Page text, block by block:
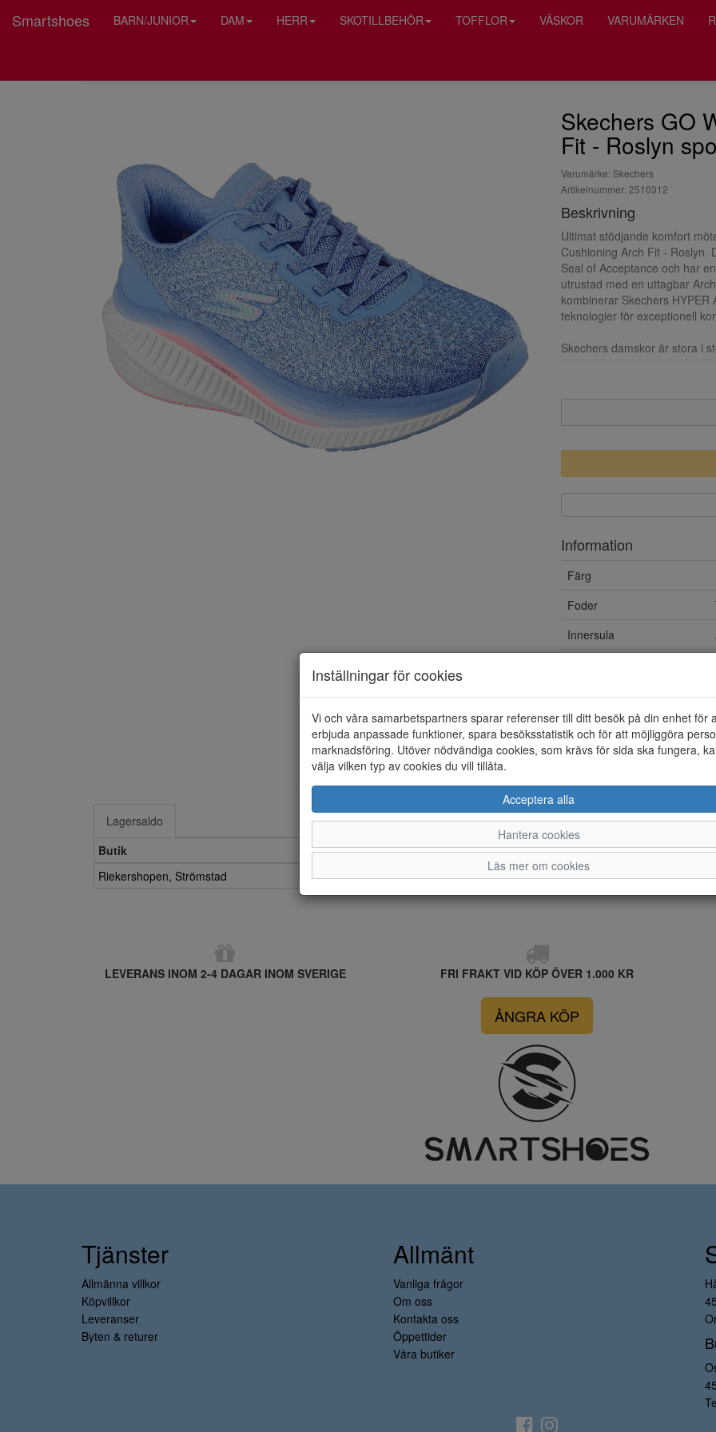
Smartshoes BARN/JUNIOR DAM HERR SKOTILLBEHÖR TOFFLOR VÄSKOR VARUMÄRKEN
Skechers GO
Fit - Roslyn
Varumärke: Skechers
Artikelnummer: 2510312
Beskrivning
Ultimat stödjande komfort
Cushioning Arch Fit - Roslyn.
Seal of Acceptance och har
utrustad med en uttagbar
kombinerar Skechers
teknologier för exceptionell
Skechers damskor är stora i
Information
Färg
Foder
Innersula
Yttersula
Vattentät
Material
Lagersaldo
Butik
Riekershopen, Strömstad
LEVERANS INOM 2-4 DAGAR INOM SVERIGE FRI FRAKT VID KÖP ÖVER 1.000 KR
ÅNGRA KÖP
Inställningar för cookies
Vi och våra samarbetspartners sparar referenser till ditt besök på din enhet för
erbjuda anpassade funktioner, spara besöksstatistik och för att möjliggöra
marknadsföring. Utöver nödvändiga cookies, som krävs för sida ska fungera,
välja vilken typ av cookies du vill tillåta.
Acceptera alla
Hantera cookies
Läs mer om cookies
Tjänster
Allmänna villkor
Köpvillkor
Leveranser
Byten & returer
Allmänt
Vanliga frågor
Om oss
Kontakta oss
Öppettider
Våra butiker